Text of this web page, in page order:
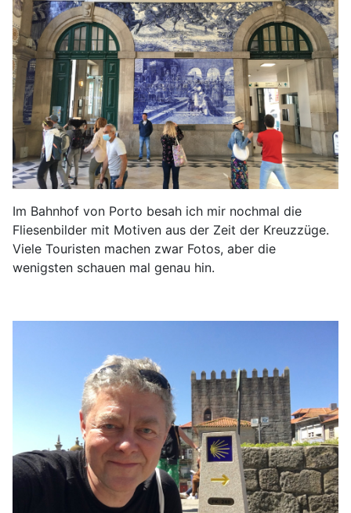
Im Bahnhof von Porto besah ich mir nochmal die
Fliesenbilder mit Motiven aus der Zeit der Kreuzzüge.
Viele Touristen machen zwar Fotos, aber die
wenigsten schauen mal genau hin.